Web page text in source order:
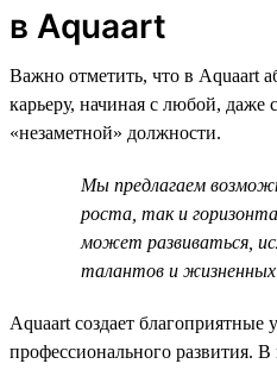
в Aquaart
Важно отметить, что в Aquaart
карьеру, начиная с любой, даже
«незаметной» должности.
Мы предлагаем
роста, так и
может развиваться,
талантов и
Aquaart создает благоприятные
профессионального развития.